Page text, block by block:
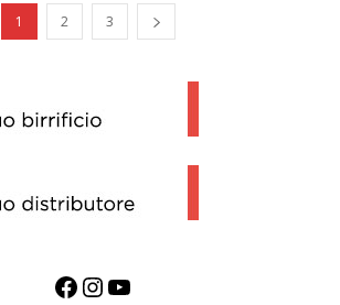
1 2 3
Facebook InstagramYouTube